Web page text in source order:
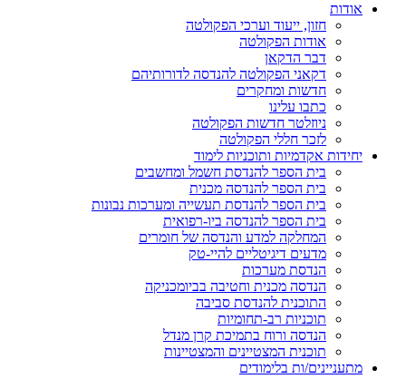
אודות
חזון, ייעוד וערכי הפקולטה
אודות הפקולטה
דבר הדקאן
דקאני הפקולטה להנדסה לדורותיהם
חדשות ומחקרים
כתבו עלינו
ניוזלטר חדשות הפקולטה
לזכר חללי הפקולטה
יחידות אקדמיות ותוכניות לימוד
בית הספר להנדסת חשמל ומחשבים
בית הספר להנדסה מכנית
בית הספר להנדסת תעשייה ומערכות נבונות
בית הספר להנדסה ביו-רפואית
המחלקה למדע והנדסה של חומרים
מדעים דיגיטליים להיי-טק
הנדסת מערכות
הנדסה מכנית וחטיבה בביומכניקה
התוכנית להנדסת סביבה
תוכניות רב-תחומיות
הנדסה ורוח בתמיכת קרן מנדל
תוכנית המצטיינים והמצטיינות
מתעניינים/ות בלימודים